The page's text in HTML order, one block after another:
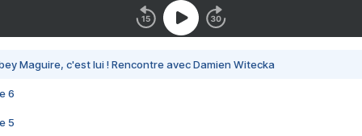
Maguire, c'est lui ! Rencontre avec Damien Witecka
6
5